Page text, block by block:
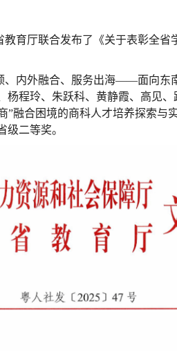
育厅联合发布了《关于表彰全省
、内外融合、服务出海——面向东
程玲、朱跃科、黄静霞、高见
”融合困境的商科人才培养探索与
二等奖。